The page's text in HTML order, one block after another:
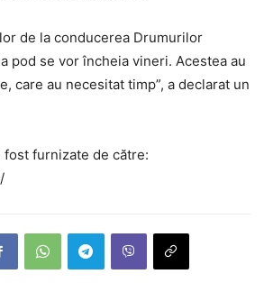
de la conducerea Drumurilor
pod se vor încheia vineri. Acestea au
care au necesitat timp”, a declarat un
furnizate de către: